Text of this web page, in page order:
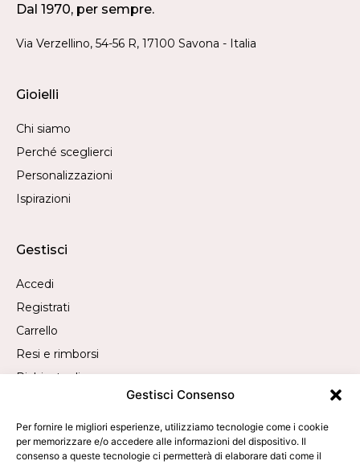
Gestisci Consenso
Per fornire le migliori esperienze, utilizziamo tecnologie come i cookie
per memorizzare e/o accedere alle informazioni del dispositivo. Il
consenso a queste tecnologie ci permetterà di elaborare dati come il
Dal 1970, per sempre.
Via Verzellino, 54-56 R, 17100 Savona - Italia
Gioielli
Chi siamo
Perché sceglierci
Personalizzazioni
Ispirazioni
Gestisci
Accedi
Registrati
Carrello
Resi e rimborsi
Richiesta di recesso
Contatti